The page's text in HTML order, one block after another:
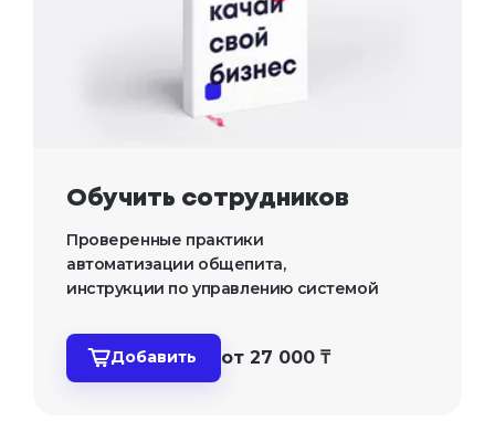
Обучить сотрудников
Проверенные практики
автоматизации общепита,
инструкции по управлению системой
Добавить от 27 000 ₸